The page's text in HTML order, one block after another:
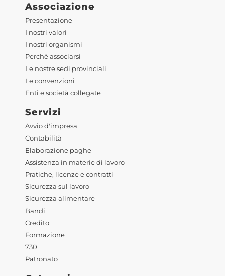
Associazione
Presentazione
I nostri valori
I nostri organismi
Perchè associarsi
Le nostre sedi provinciali
Le convenzioni
Enti e società collegate
Servizi
Avvio d'impresa
Contabilità
Elaborazione paghe
Assistenza in materie di lavoro
Pratiche, licenze e contratti
Sicurezza sul lavoro
Sicurezza alimentare
Bandi
Credito
Formazione
730
Patronato